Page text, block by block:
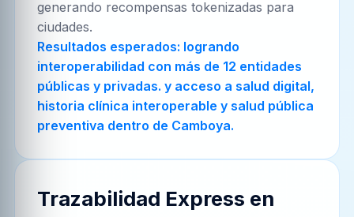
generando recompensas tokenizadas para
ciudades.
Resultados esperados: logrando
interoperabilidad con más de 12 entidades
públicas y privadas. y acceso a salud digital,
historia clínica interoperable y salud pública
preventiva dentro de Camboya.
Trazabilidad Express en